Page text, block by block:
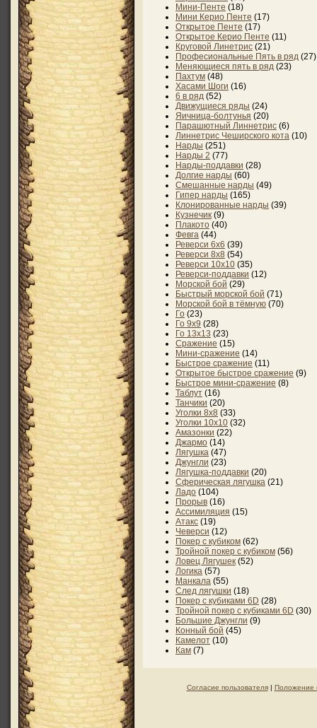
Мини-Пенте (18)
Мини Керио Пенте (17)
Открытое Пенте (17)
Открытое Керио Пенте (11)
Круговой Линетрис (21)
Професиональные Пять в ряд (27)
Меняющиеся пять в ряд (23)
Пахтум (48)
Хасами Шоги (16)
6 в ряд (52)
Движущиеся ряды (24)
Яичница-болтунья (20)
Парашютный Линнетрис (6)
Линнетрис Чеширского кота (10)
Нарды (251)
Нарды 2 (77)
Нарды-поддавки (28)
Долгие нарды (60)
Смешанные нарды (49)
Гипер нарды (165)
Клонированные нарды (39)
Кузнечик (9)
Плакото (40)
Февга (44)
Реверси 6x6 (39)
Реверси 8x8 (54)
Реверси 10x10 (35)
Реверси-поддавки (12)
Морской бой (29)
Быстрый морской бой (71)
Морской бой в тёмную (70)
Го (23)
Го 9х9 (28)
Го 13х13 (23)
Сражение (15)
Мини-сражение (14)
Быстрое сражение (11)
Открытое быстрое сражение (9)
Быстрое мини-сражение (8)
Таблут (16)
Танчики (20)
Уголки 8х8 (33)
Уголки 10х10 (32)
Амазонки (22)
Джармо (14)
Лягушка (47)
Джунгли (23)
Лягушка-поддавки (20)
Сферическая лягушка (21)
Ладо (104)
Прорыв (16)
Ассимиляция (15)
Атакс (19)
Чеверси (12)
Покер с кубиком (62)
Тройной покер с кубиком (56)
Ловец Лягушек (52)
Логика (57)
Манкала (55)
След лягушки (18)
Покер с кубиками 6D (28)
Тройной покер с кубиками 6D (30)
Большие Джунгли (9)
Конный бой (45)
Камелот (10)
Кам (7)
Согласие пользователя| Положение